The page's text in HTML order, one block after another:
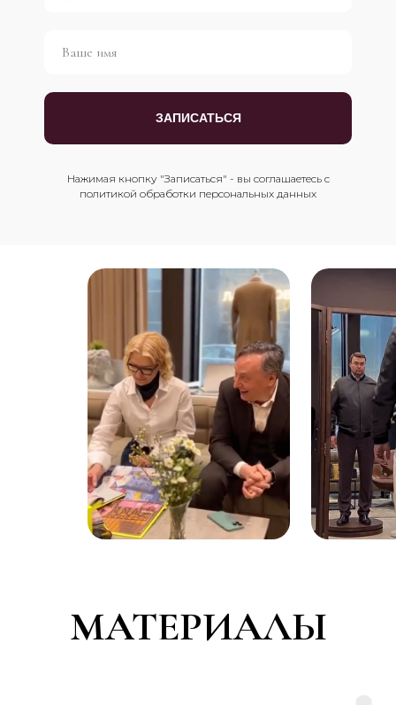
ЗАПИСАТЬСЯ
Нажимая кнопку "Записаться" - вы соглашаетесь с
политикой обработки персональных данных
МАТЕРИАЛЫ